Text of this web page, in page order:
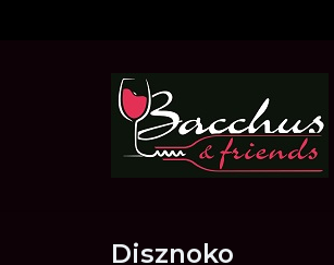
Disznoko